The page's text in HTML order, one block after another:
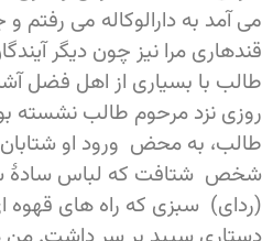
می آمد به دارالوکاله می رفتم
قندهاری مرا نیز چون دیگر
طالب با بسیاری از اهل فضل
روزی نزد مرحوم طالب نشسته
طالب، به محض ورود او
شخص شتافت که لباس سادۀ
(ردای) سبزی که راه های قهوه